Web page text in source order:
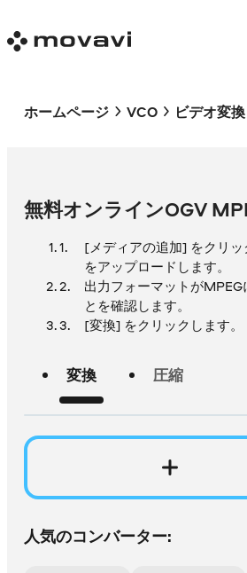
ホームページ VCO ビデオ変換
無料オンラインOGV
[メディアの追加] をクリ
をアップロードします。
出力フォーマットが
とを確認します。
[変換] をクリックします。
変換 圧縮
人気のコンバーター: